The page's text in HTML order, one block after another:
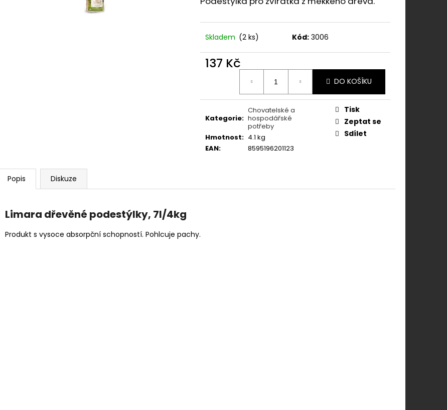
Skladem (2 ks) Kód: 3006
137 Kč
DO KOŠÍKU
Kategorie:
Chovatelské a
hospodářské
potřeby
Hmotnost: 4.1 kg
EAN: 8595196201123
Tisk
Zeptat se
Sdílet
Popis Diskuze
Limara dřevěné podestýlky, 7l/4kg
Produkt s vysoce absorpční schopností. Pohlcuje pachy.
KAPSIČKA KATTOVIT URINARY KUŘE 85G
ALAVIS CELADRIN 500 MG 60TBL.